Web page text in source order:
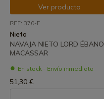
Ver producto
REF: 370-E
Nieto
NAVAJA NIETO LORD ÉBANO
MACASSAR
En stock - Envío inmediato
51,30 €